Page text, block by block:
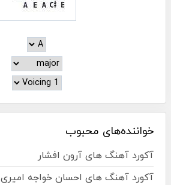
خواننده‌های محبوب
آکورد آهنگ های آرون افشار
آکورد آهنگ های احسان خواجه امیری